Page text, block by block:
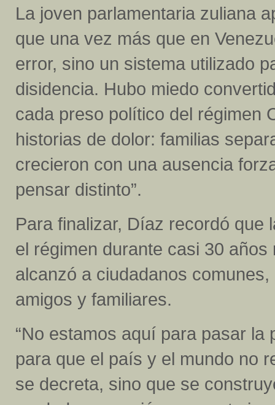
La joven parlamentaria zuliana
que una vez más que en
error, sino un sistema utilizado
disidencia. Hubo miedo
cada preso político del régimen
historias de dolor: familias
crecieron con una ausencia
pensar distinto”.
Para finalizar, Díaz recordó que
el régimen durante casi 30
alcanzó a ciudadanos
amigos y familiares.
“No estamos aquí para pasar
para que el país y el mundo no
se decreta, sino que se